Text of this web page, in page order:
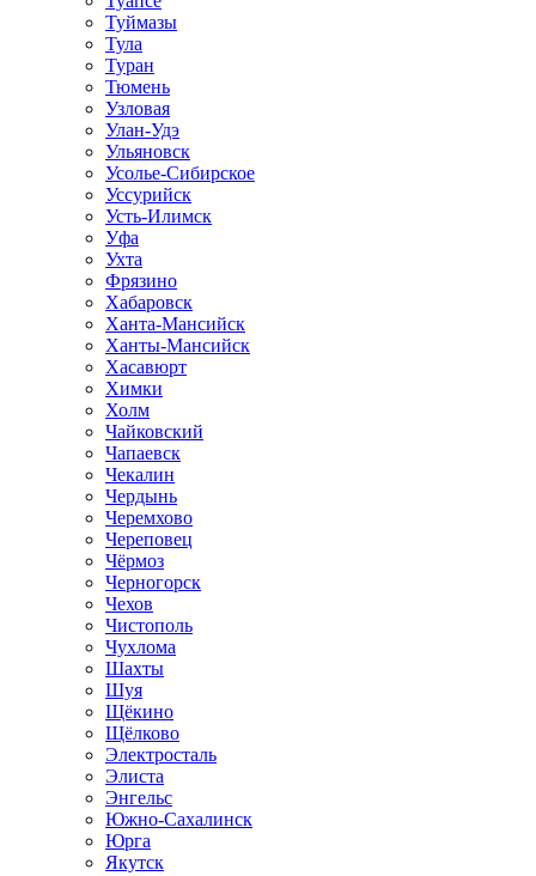
Туймазы
Тула
Туран
Тюмень
Узловая
Улан-Удэ
Ульяновск
Усолье-Сибирское
Уссурийск
Усть-Илимск
Уфа
Ухта
Фрязино
Хабаровск
Ханта-Мансийск
Ханты-Мансийск
Хасавюрт
Химки
Холм
Чайковский
Чапаевск
Чекалин
Чердынь
Черемхово
Череповец
Чёрмоз
Черногорск
Чехов
Чистополь
Чухлома
Шахты
Шуя
Щёкино
Щёлково
Электросталь
Элиста
Энгельс
Южно-Сахалинск
Юрга
Якутск